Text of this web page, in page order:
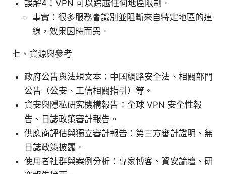
誤解4：VPN 可以跨越任何地區限制。
事實：很多服務會識別並阻斷來自特定地區的連
線，效果因時而異。
七、資源與參考
政府公告與法規文本：中國網路安全法、相關部門
公告（公安、工信相關指引）等。
資安與隱私研究機構報告：全球 VPN 安全性報
告、日誌政策審計報告。
供應商評估與獨立審計報告：第三方審計證明、無
日誌政策披露。
使用者社群與案例分析：專家博客、資安論壇、研